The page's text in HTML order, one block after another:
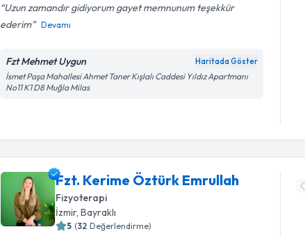
Uzun zamandır gidiyorum gayet memnunum teşekkür
ederim
Devamı
Fzt Mehmet Uygun Haritada Göster
İsmet Paşa Mahallesi Ahmet Taner Kışlalı Caddesi Yıldız Apartmanı
No11 K1 D8 Muğla Milas
Fzt. Kerime Öztürk Emrullah
Fizyoterapi
İzmir, Bayraklı
5 (32 Değerlendirme)